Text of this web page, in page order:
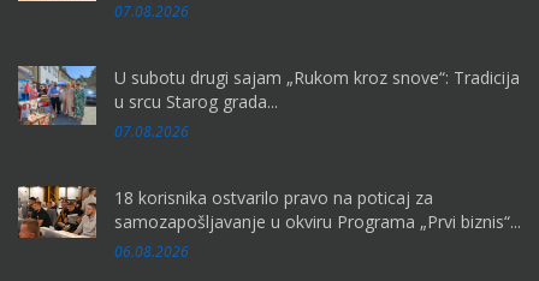
07.08.2026
U subotu drugi sajam „Rukom kroz snove“: Tradicija
u srcu Starog grada...
07.08.2026
18 korisnika ostvarilo pravo na poticaj za
samozapošljavanje u okviru Programa „Prvi biznis“...
06.08.2026